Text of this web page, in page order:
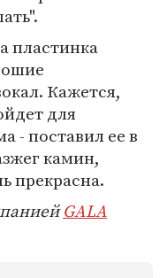
пластинка
Кажется,
для
- поставил ее в
камин,
прекрасна.
GALA